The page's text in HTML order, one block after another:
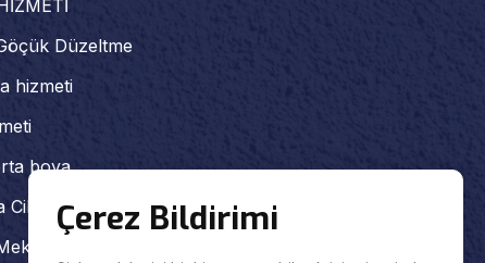
Düzeltme
hizmeti
boya
Cila Hizmeti
Servisi
Çerez Bildirimi